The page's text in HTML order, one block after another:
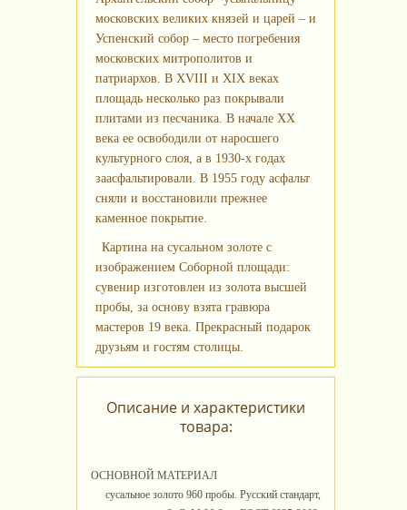
московских великих князей и царей – и
Успенский собор – место погребения
московских митрополитов и
патриархов. В XVIII и XIX веках
площадь несколько раз покрывали
плитами из песчаника. В начале XX
века ее освободили от наросшего
культурного слоя, а в 1930-х годах
заасфальтировали. В 1955 году асфальт
сняли и восстановили прежнее
каменное покрытие.
Картина на сусальном золоте с
изображением Соборной площади:
сувенир изготовлен из золота высшей
пробы, за основу взята гравюра
мастеров 19 века. Прекрасный подарок
друзьям и гостям столицы.
Описание и характеристики
товара:
ОСНОВНОЙ МАТЕРИАЛ
сусальное золото 960 пробы. Русский стандарт,